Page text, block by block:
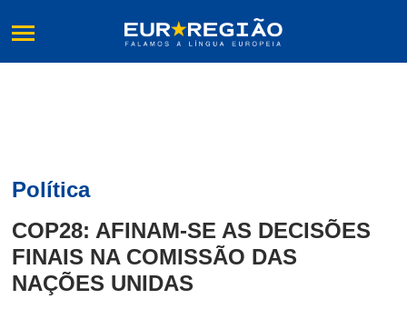
Política
COP28: AFINAM-SE AS DECISÕES
FINAIS NA COMISSÃO DAS
NAÇÕES UNIDAS